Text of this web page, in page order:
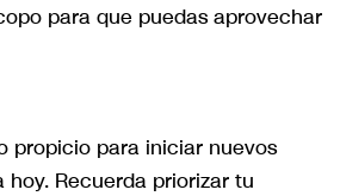
para que puedas aprovechar
propicio para iniciar nuevos
Recuerda priorizar tu